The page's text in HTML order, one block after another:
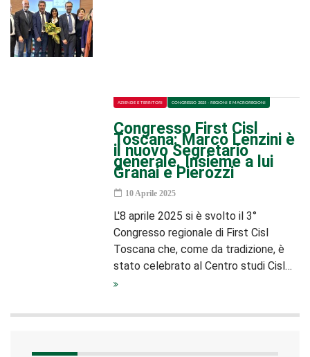
AZIENDE E TERRITORI CONGRESSO 2025 - REGIONI E MACROREGIONI
Congresso First Cisl
Toscana: Marco Lenzini è
il nuovo Segretario
generale. Insieme a lui
Granai e Pierozzi
10 Aprile 2025
L'8 aprile 2025 si è svolto il 3°
Congresso regionale di First Cisl
Toscana che, come da tradizione, è
stato celebrato al Centro studi Cisl…